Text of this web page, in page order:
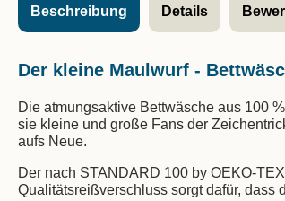
Beschreibung Details
Der kleine Maulwurf -
Die atmungsaktive Bettwäsche aus 100
sie kleine und große Fans der
aufs Neue.
Der nach STANDARD 100 by OEKO-
Qualitätsreißverschluss sorgt dafür, dass